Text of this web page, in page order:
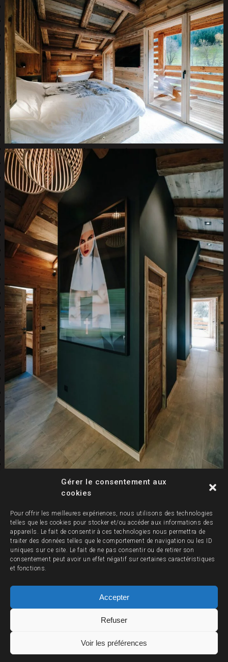
Gérer le consentement aux
cookies
Pour offrir les meilleures expériences, nous utilisons des technologies
telles que les cookies pour stocker et/ou accéder aux informations des
appareils. Le fait de consentir à ces technologies nous permettra de
traiter des données telles que le comportement de navigation ou les ID
uniques sur ce site. Le fait de ne pas consentir ou de retirer son
consentement peut avoir un effet négatif sur certaines caractéristiques
et fonctions.
Accepter
Refuser
Voir les préférences
Laurie Diaz photographe
Création du site internet : Kanu.fr –